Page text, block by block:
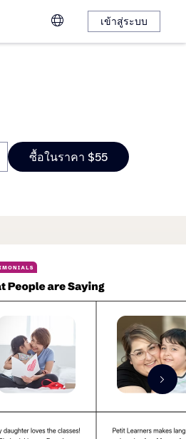
เข้าสู่ระบบ
ซื้อในราคา $55